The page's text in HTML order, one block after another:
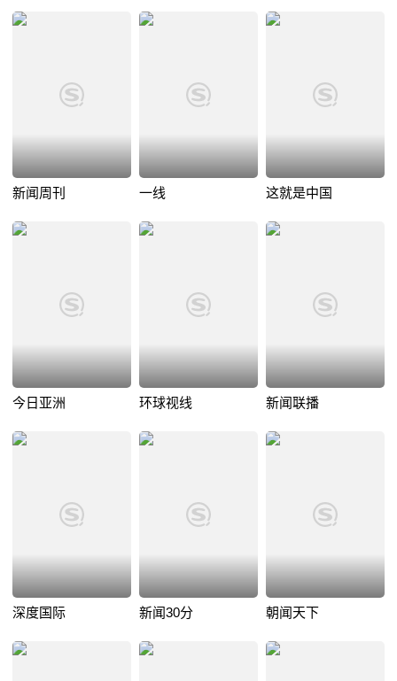
新闻周刊 一线 这就是中国
今日亚洲 环球视线 新闻联播
深度国际 新闻30分 朝闻天下